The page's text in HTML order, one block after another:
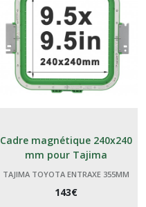
Cadre magnétique 240x240
mm pour Tajima
TAJIMA TOYOTA ENTRAXE 355MM
143€